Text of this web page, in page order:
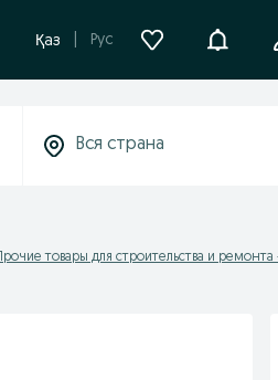
Қаз Рус
Прочие товары для строительства и ремонта